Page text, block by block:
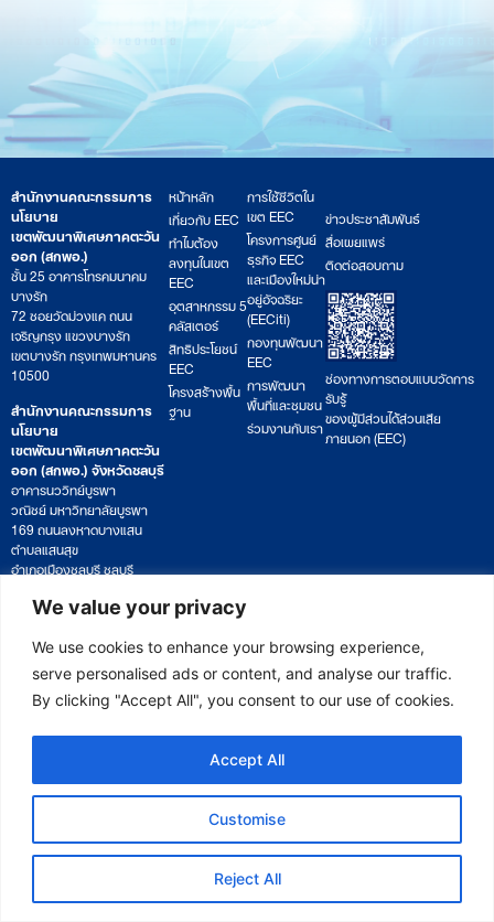
We value your privacy
We use cookies to enhance your browsing experience,
serve personalised ads or content, and analyse our traffic.
By clicking "Accept All", you consent to our use of cookies.
Customise
Reject All
Accept All
สำนักงานคณะกรรมการ
นโยบาย
เขตพัฒนาพิเศษภาคตะวัน
ออก (สกพอ.)
ชั้น 25 อาคารโทรคมนาคม
บางรัก
72 ซอยวัดม่วงแค ถนน
เจริญกรุง แขวงบางรัก
เขตบางรัก กรุงเทพมหานคร
10500
สำนักงานคณะกรรมการ
นโยบาย
เขตพัฒนาพิเศษภาคตะวัน
ออก (สกพอ.) จังหวัดชลบุรี
อาคารนววิทย์บูรพา
วณิชย์ มหาวิทยาลัยบูรพา
169 ถนนลงหาดบางแสน
ตำบลแสนสุข
อำเภอเมืองชลบุรี ชลบุรี
โทรศัพท์: +66 2033 8000
เวลาทำการ: จันทร์ – ศุกร์
ติดตามหนังสือหรือยื่นเอกสาร
saraban@eeco.or.th
หน้าหลัก
เกี่ยวกับ EEC
ทำไมต้อง
ลงทุนในเขต
EEC
อุตสาหกรรม 5
คลัสเตอร์
สิทธิประโยชน์
EEC
โครงสร้างพื้น
ฐาน
การใช้ชีวิตใน
เขต EEC
โครงการศูนย์
ธุรกิจ EEC
และเมืองใหม่น่า
อยู่อัจฉริยะ
(EECiti)
กองทุนพัฒนา
EEC
การพัฒนา
พื้นที่และชุมชน
ร่วมงานกับเรา
ข่าวประชาสัมพันธ์
สื่อเผยแพร่
ติดต่อสอบถาม
ช่องทางการตอบแบบวัดการ
รับรู้
ของผู้มีส่วนได้ส่วนเสีย
ภายนอก (EEC)
Copyright © 2025 Eastern Economic Corridor Office (EECO)